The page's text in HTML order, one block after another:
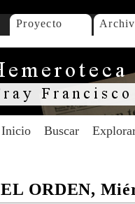
Proyecto
Inicio Buscar
EL ORDEN,